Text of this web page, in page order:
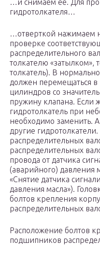
…и снимаем ее. Для
гидротолкателя…
…отверткой нажимаем
проверке
распределительного
толкателю «затылком»,
толкатель). В
должен перемещаться в
цилиндров со
пружину клапана. Если
гидротолкатель при
необходимо заменить.
другие
распределительных
распределительных
провода от датчика
(аварийного) давления
«Снятие датчика
давления масла»).
болтов крепления
распределительных
Расположение болтов
подшипников